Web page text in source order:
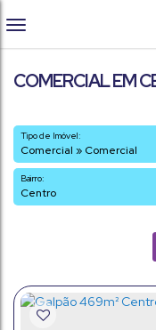
COMERCIAL EM
Tipo de Imóvel:
Comercial » Comercial
Bairro:
Centro